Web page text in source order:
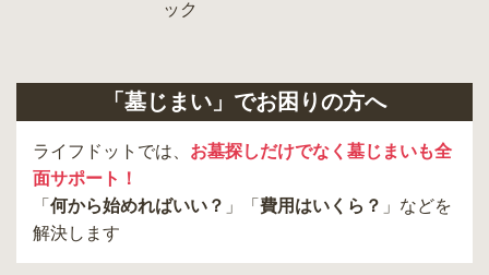
「墓じまい」でお困りの方へ
ライフドットでは、 お墓探しだけでなく墓じまいも全
面サポート！
「 何から始めればいい？ 」「 費用はいくら？ 」などを
解決します